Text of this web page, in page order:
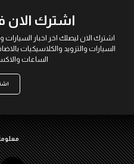
اشترك الان في
اشترك الان ليصلك اخر اخبار
السيارات والتزويد والكلاسيكيات
الساعات